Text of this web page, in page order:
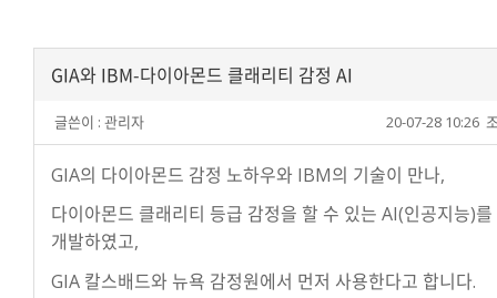
GIA와 IBM-다이아몬드 클래리티 감정 AI
글쓴이 : 관리자 20-07-28 10:26
GIA의 다이아몬드 감정 노하우와 IBM의 기술이 만나,
다이아몬드 클래리티 등급 감정을 할 수 있는 AI(인공지능)를
개발하였고,
GIA 칼스배드와 뉴욕 감정원에서 먼저 사용한다고 합니다.